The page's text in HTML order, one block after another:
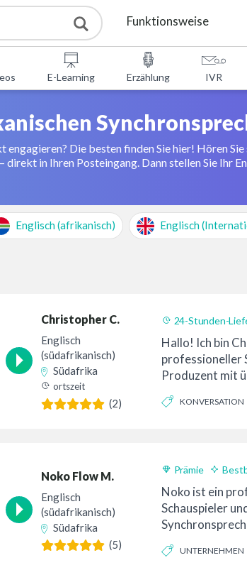
Funktionsweise
Dienstleistungen
Kostenlose Tools
DAQ Über uns
Kontakt
E-Learning Erzählung IVR
Die besten finden Sie hier! Hören Sie
direkt in Ihren Posteingang. Dann stellen Sie Ihr
Englisch (afrikanisch) Englisch
Christopher C.
Englisch
(südafrikanisch)
Südafrika
ortszeit
(2)
24-Stunden-
Hallo! Ich bin
professioneller
Produzent mit
KONVERSATION
Noko Flow M.
Englisch
(südafrikanisch)
Südafrika
(5)
Prämie
Noko ist ein
Schauspieler
Alter,UNTERNEHMEN